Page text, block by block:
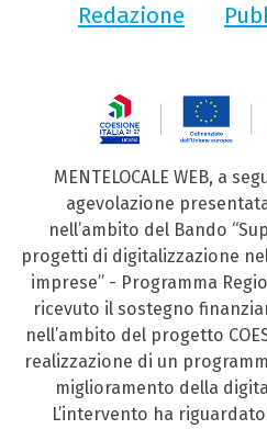
Redazione
MENTELOCALE WEB, a
agevolazione
nell’ambito del Bando
progetti di digitalizzazione
imprese” - Programma
ricevuto il sostegno
nell’ambito del progetto
realizzazione di un
miglioramento della
L’intervento ha